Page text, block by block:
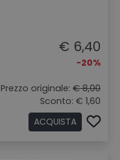
€ 6,40
-20%
Prezzo originale: € 8,00
Sconto: € 1,60
ACQUISTA